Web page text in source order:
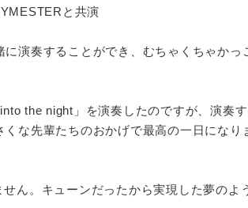
と共演
に演奏することができ、むちゃくちゃかっ
the night」を演奏したのですが、演奏
な先輩たちのおかげで最高の一日になり
ん。キューンだったから実現した夢のよ